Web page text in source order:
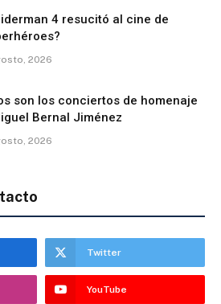
4 resucitó al cine de
2026
son los conciertos de homenaje
Bernal Jiménez
2026
Twitter
YouTube